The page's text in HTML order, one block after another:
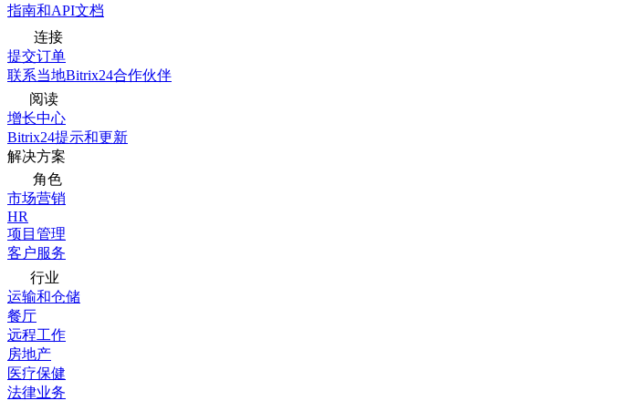
指南和API文档
连接
提交订单
联系当地Bitrix24合作伙伴
阅读
增长中心
Bitrix24提示和更新
解决方案
角色
市场营销
HR
项目管理
客户服务
行业
运输和仓储
餐厅
远程工作
房地产
医疗保健
法律业务